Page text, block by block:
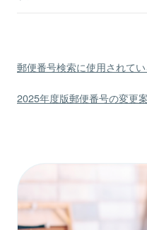
郵便番号検索に使用されて
2025年度版郵便番号の変更